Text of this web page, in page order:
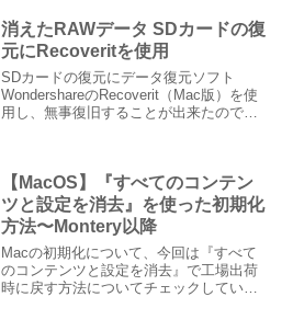
消えたRAWデータ SDカードの復
元にRecoveritを使用
SDカードの復元にデータ復元ソフト
WondershareのRecoverit（Mac版）を使
用し、無事復旧することが出来たのでレ
事にリカバリーされました。
【MacOS】『すべてのコンテン
ツと設定を消去』を使った初期化
方法〜Montery以降
Macの初期化について、今回は『すべて
のコンテンツと設定を消去』で工場出荷
時に戻す方法についてチェックしていき